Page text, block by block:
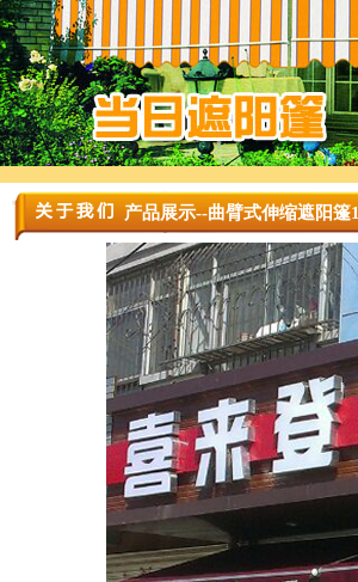
产品展示--曲臂式伸缩遮阳篷1